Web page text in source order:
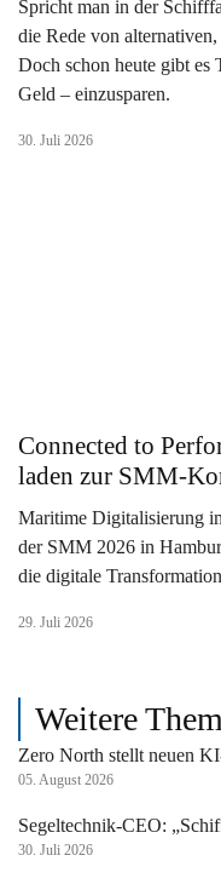
Spricht man in der
die Rede von
Doch schon heute gibt es
Geld – einzusparen.
30. Juli 2026
Connected to
laden zur SMM-
Maritime Digitalisierung
der SMM 2026 in
die digitale
29. Juli 2026
Weitere
Zero North stellt neuen
05. August 2026
Segeltechnik-CEO:
30. Juli 2026